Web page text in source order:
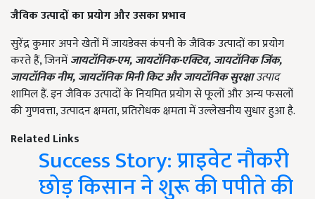
जैविक उत्पादों का प्रयोग और उसका प्रभाव
सुरेंद्र कुमार अपने खेतों में जायडेक्स कंपनी के जैविक उत्पादों का प्रयोग
करते हैं, जिनमेंजायटॉनिक-एम, जायटॉनिक-एक्टिव, जायटॉनिक जिंक,
जायटॉनिक नीम, जायटॉनिक मिनी किट और जायटॉनिक सुरक्षाउत्पाद
शामिल हैं. इन जैविक उत्पादों के नियमित प्रयोग से फूलों और अन्य फसलों
की गुणवत्ता, उत्पादन क्षमता, प्रतिरोधक क्षमता में उल्लेखनीय सुधार हुआ है.
Related Links
Success Story: प्राइवेट नौकरी
छोड़ किसान ने शुरू की पपीते की